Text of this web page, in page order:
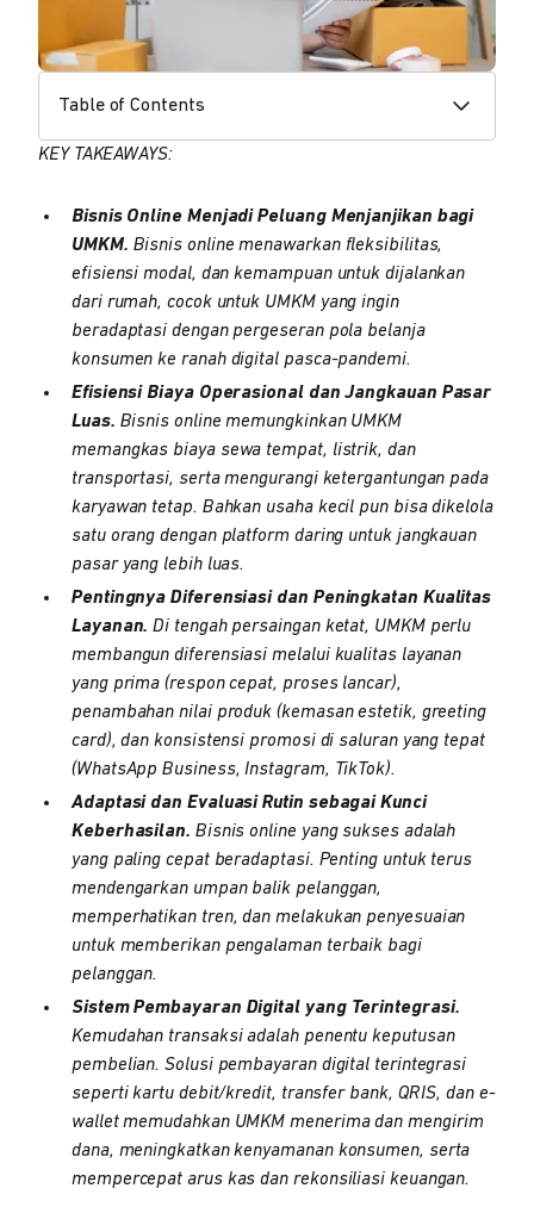
Table of Contents
KEY TAKEAWAYS:
Bisnis Online Menjadi Peluang Menjanjikan bagi
UMKM. Bisnis online menawarkan fleksibilitas,
efisiensi modal, dan kemampuan untuk dijalankan
dari rumah, cocok untuk UMKM yang ingin
beradaptasi dengan pergeseran pola belanja
konsumen ke ranah digital pasca-pandemi.
Efisiensi Biaya Operasional dan Jangkauan Pasar
Luas. Bisnis online memungkinkan UMKM
memangkas biaya sewa tempat, listrik, dan
transportasi, serta mengurangi ketergantungan pada
karyawan tetap. Bahkan usaha kecil pun bisa dikelola
satu orang dengan platform daring untuk jangkauan
pasar yang lebih luas.
Pentingnya Diferensiasi dan Peningkatan Kualitas
Layanan. Di tengah persaingan ketat, UMKM perlu
membangun diferensiasi melalui kualitas layanan
yang prima (respon cepat, proses lancar),
penambahan nilai produk (kemasan estetik, greeting
card), dan konsistensi promosi di saluran yang tepat
(WhatsApp Business, Instagram, TikTok).
Adaptasi dan Evaluasi Rutin sebagai Kunci
Keberhasilan. Bisnis online yang sukses adalah
yang paling cepat beradaptasi. Penting untuk terus
mendengarkan umpan balik pelanggan,
memperhatikan tren, dan melakukan penyesuaian
untuk memberikan pengalaman terbaik bagi
pelanggan.
Sistem Pembayaran Digital yang Terintegrasi.
Kemudahan transaksi adalah penentu keputusan
pembelian. Solusi pembayaran digital terintegrasi
seperti kartu debit/kredit, transfer bank, QRIS, dan e-
wallet memudahkan UMKM menerima dan mengirim
dana, meningkatkan kenyamanan konsumen, serta
mempercepat arus kas dan rekonsiliasi keuangan.